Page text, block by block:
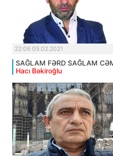
22:06 05.02.2021
SAĞLAM FƏRD SAĞLAM
Hacı Bəkiroğlu